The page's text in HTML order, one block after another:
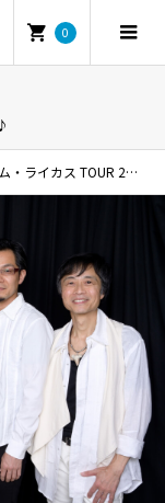
0
ス TOUR 2024「西へ東へ」